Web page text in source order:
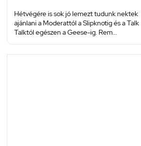
Hétvégére is sok jó lemezt tudunk nektek
ajánlani a Moderattól a Slipknotig és a Talk
Talktól egészen a Geese-ig. Rem...